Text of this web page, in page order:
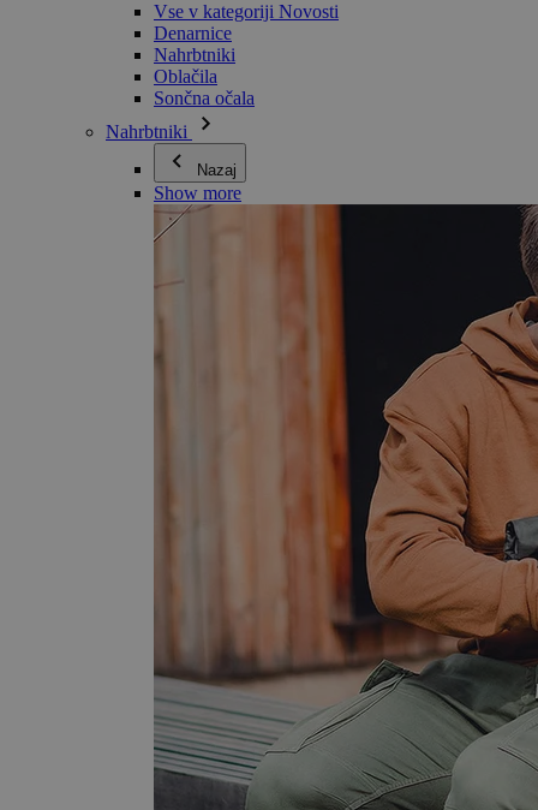
Vse v kategoriji Novosti
Denarnice
Nahrbtniki
Oblačila
Sončna očala
Nahrbtniki
Nazaj
Show more